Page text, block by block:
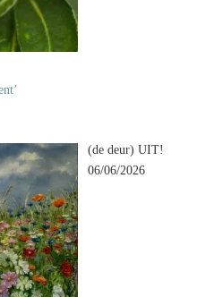
(de deur) UIT!
06/06/2026